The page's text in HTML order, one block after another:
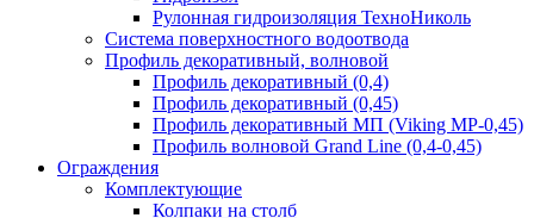
Рулонная гидроизоляция ТехноНиколь
Система поверхностного водоотвода
Профиль декоративный, волновой
Профиль декоративный (0,4)
Профиль декоративный (0,45)
Профиль декоративный МП (Viking MP-0,45)
Профиль волновой Grand Line (0,4-0,45)
Ограждения
Комплектующие
Колпаки на столб